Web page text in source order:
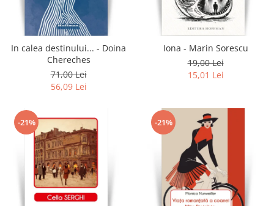
Literatura
Clasica
Contemporana
Universala
Non-fictiune
Calatorii
Memorii
Publicistica / Reportaje / Interviuri
Stiinte umaniste
In calea destinului... - Doina
Chereches
71,00 Lei
56,09 Lei
Iona - Marin Sorescu
19,00 Lei
15,01 Lei
-21% -21%